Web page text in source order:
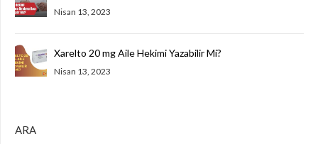
Nisan 13, 2023
Xarelto 20 mg Aile Hekimi Yazabilir Mi?
Nisan 13, 2023
ARA